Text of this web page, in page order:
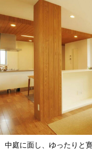
中庭に面し、ゆったりと